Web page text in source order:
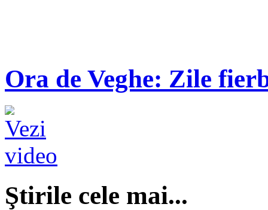
Ora de Veghe: Zile
Ştirile cele mai...